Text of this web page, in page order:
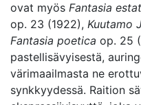
ovat myös Fantasia
op. 23 (1922), Kuutamo
Fantasia poetica op. 25
pastellisävyisestä,
värimaailmasta ne
synkkyydessä. Raition